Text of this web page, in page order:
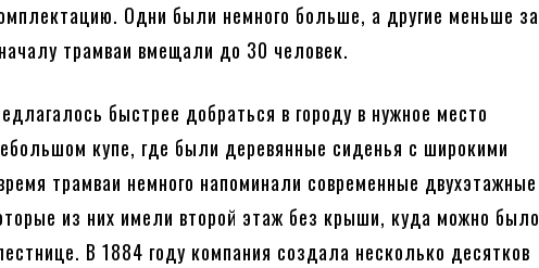
Одни были немного больше, а другие меньше за
трамваи вмещали до 30 человек.
быстрее добраться в городу в нужное место
купе, где были деревянные сиденья с широкими
трамваи немного напоминали современные двухэтажные
из них имели второй этаж без крыши, куда можно было
В 1884 году компания создала несколько десятков